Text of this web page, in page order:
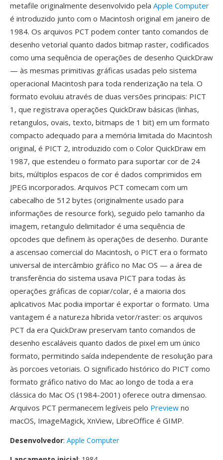
metafile originalmente desenvolvido pela Apple Computer
é introduzido junto com o Macintosh original em janeiro de
1984. Os arquivos PCT podem conter tanto comandos de
desenho vetorial quanto dados bitmap raster, codificados
como uma sequência de operações de desenho QuickDraw
— às mesmas primitivas gráficas usadas pelo sistema
operacional Macintosh para toda renderização na tela. O
formato evoluiu através de duas versões principais: PICT
1, que registrava operações QuickDraw básicas (linhas,
retangulos, ovais, texto, bitmaps de 1 bit) em um formato
compacto adequado para a memória limitada do Macintosh
original, é PICT 2, introduzido com o Color QuickDraw em
1987, que estendeu o formato para suportar cor de 24
bits, múltiplos espacos de cor é dados comprimidos em
JPEG incorporados. Arquivos PCT comecam com um
cabecalho de 512 bytes (originalmente usado para
informações de resource fork), seguido pelo tamanho da
imagem, retangulo delimitador é uma sequência de
opcodes que definem às operações de desenho. Durante
a ascensao comercial do Macintosh, o PICT era o formato
universal de intercâmbio gráfico no Mac OS — a área de
transferência do sistema usava PICT para todas às
operações gráficas de copiar/colar, é a maioria dos
aplicativos Mac podia importar é exportar o formato. Uma
vantagem é a natureza híbrida vetor/raster: os arquivos
PCT da era QuickDraw preservam tanto comandos de
desenho escaláveis quanto dados de pixel em um único
formato, permitindo saída independente de resolução para
às porcoes vetoriais. O significado histórico do PICT como
formato gráfico nativo do Mac ao longo de toda a era
clássica do Mac OS (1984-2001) oferece outra dimensao.
Arquivos PCT permanecem legíveis pelo Preview no
macOS, ImageMagick, XnView, LibreOffice é GIMP.
Desenvolvedor: Apple Computer